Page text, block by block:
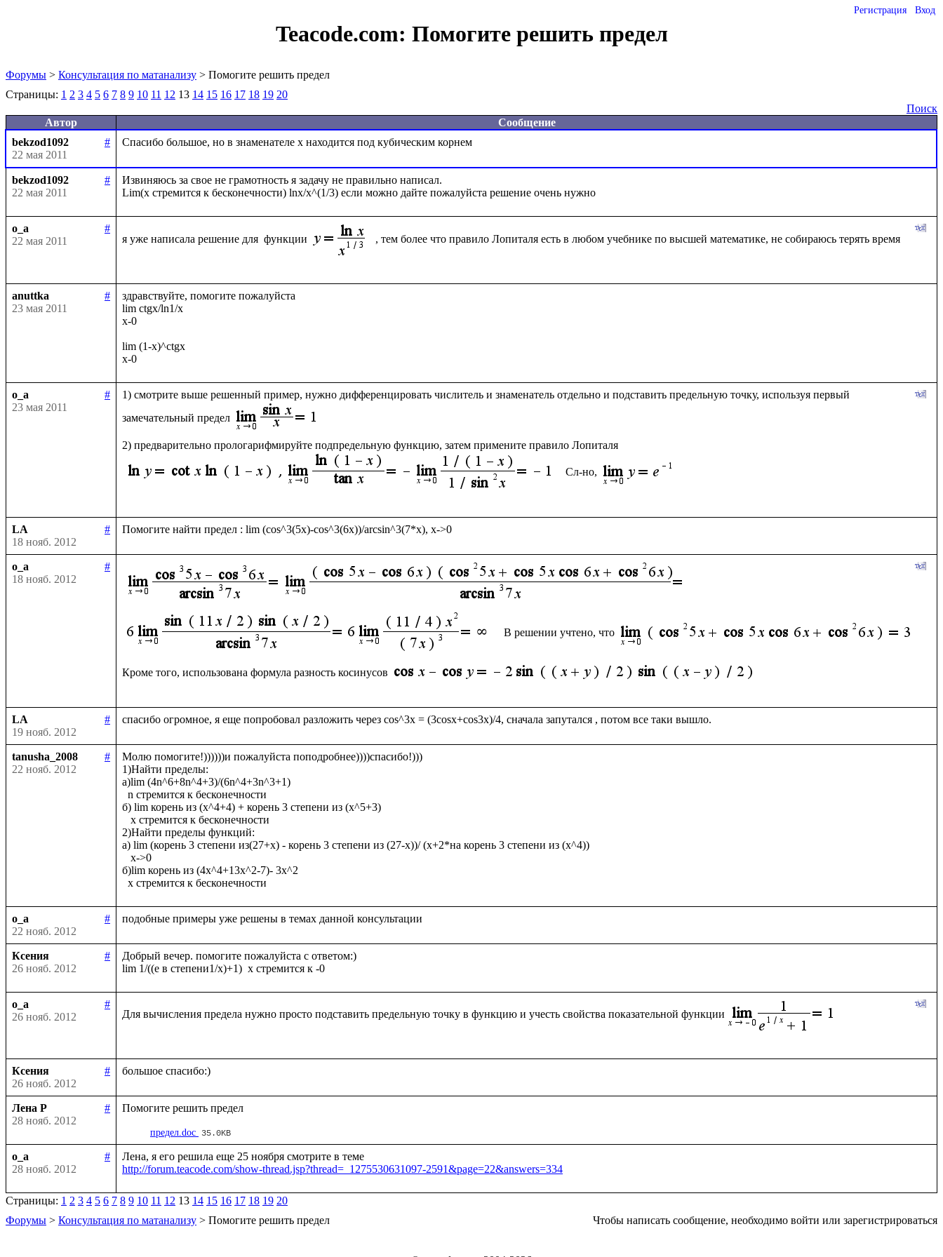
Регистрация Вход
Teacode.com: Помогите решить предел
Форумы > Консультация по матанализу > Помогите решить предел
Страницы: 1 2 3 4 5 6 7 8 9 10 11 12 13 14 15 16 17 18 19 20
Поиск
Автор
Сообщение
bekzod1092
#
22 мая 2011
bekzod1092
#
22 мая 2011
Извиняюсь за свое не грамотность я задачу не правильно написал.
o_a
#
22 мая 2011
я уже написала решение для  функции
anuttka
#
23 мая 2011
здравствуйте, помогите пожалуйста
lim ctgx/ln1/x
x-0
lim (1-x)^ctgx
o_a
#
23 мая 2011
1) смотрите выше решенный пример, нужно дифференцировать числитель и знаменатель отдельно и подставить предельную точку, используя первый
замечательный предел
2) предварительно прологарифмируйте подпредельную функцию, затем примените правило Лопиталя
Сл-но,
LA
#
18 нояб. 2012
o_a
#
18 нояб. 2012
В решении учтено, что
Кроме того, использована формула разность косинусов
LA
#
19 нояб. 2012
tanusha_2008
#
22 нояб. 2012
Молю помогите!))))))и пожалуйста поподробнее))))спасибо!)))
1)Найти пределы:
а)lim (4n^6+8n^4+3)/(6n^4+3n^3+1)
б) lim корень из (x^4+4) + корень 3 степени из (x^5+3)
2)Найти пределы функций:
а) lim (корень 3 степени из(27+х) - корень 3 степени из (27-х))/ (х+2*на корень 3 степени из (х^4))
б)lim корень из (4х^4+13x^2-7)- 3x^2
o_a
#
22 нояб. 2012
Ксения
#
26 нояб. 2012
Добрый вечер. помогите пожалуйста с ответом:)
o_a
#
26 нояб. 2012
Для вычисления предела нужно просто подставить предельную точку в функцию и учесть свойства показательной функции
Ксения
#
26 нояб. 2012
Лена Р
#
28 нояб. 2012
предел.doc 35.0KB
o_a
#
28 нояб. 2012
http://forum.teacode.com/show-thread.jsp?thread=_1275530631097-2591&page=22&answers=334
Страницы: 1 2 3 4 5 6 7 8 9 10 11 12 13 14 15 16 17 18 19 20
Форумы > Консультация по матанализу > Помогите решить предел Чтобы написать сообщение, необходимо войти или зарегистрироваться